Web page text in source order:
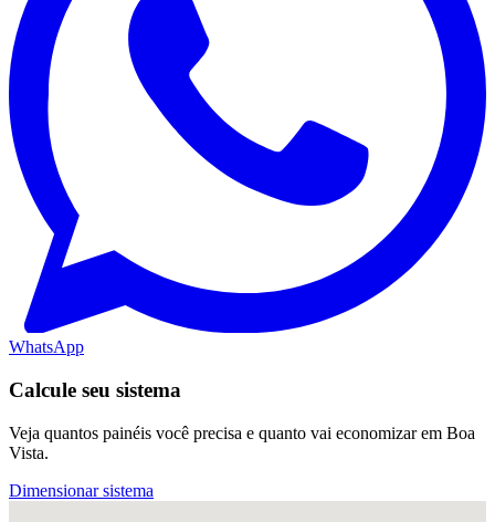
WhatsApp
Calcule seu sistema
Veja quantos painéis você precisa e quanto vai economizar em Boa
Vista.
Dimensionar sistema